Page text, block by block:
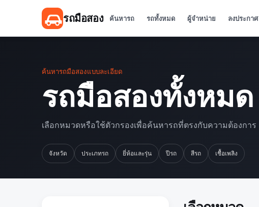
รถมือสอง ค้นหารถ รถทั้งหมด ผู้จำหน่าย ลงประกาศ
ค้นหารถมือสองแบบละเอียด
รถมือสองทั้งหมด
เลือกหมวดหรือใช้ตัวกรองเพื่อค้นหารถที่ตรงกับความต้องการ
จังหวัด ประเภทรถ ยี่ห้อและรุ่น ปีรถ สีรถ เชื้อเพลิง